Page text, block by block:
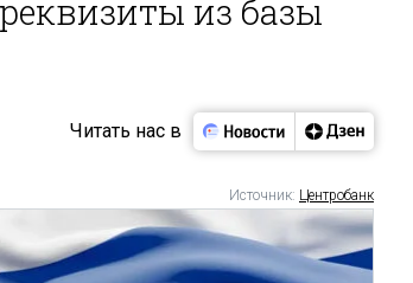
из базы
Читать нас в
Источник: Центробанк